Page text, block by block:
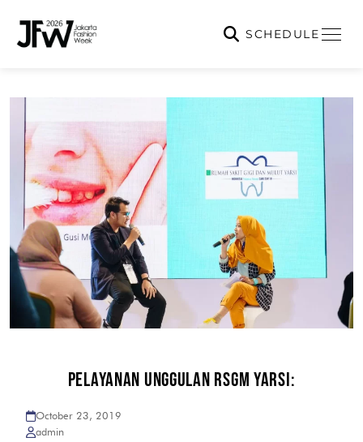
SCHEDULE
PELAYANAN UNGGULAN RSGM YARSI:
October 23, 2019
admin